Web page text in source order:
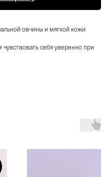
овчины и мягкой кожи
себя уверенно при